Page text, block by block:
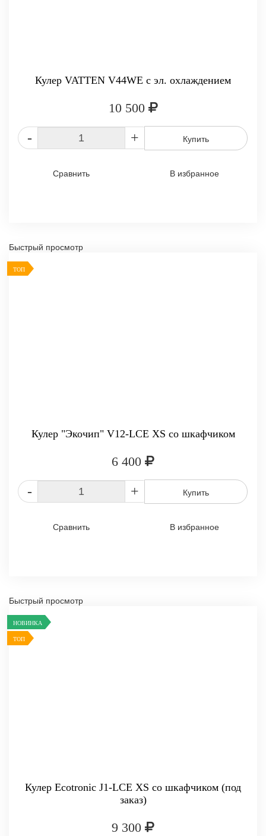
Кулер VATTEN V44WE с эл. охлаждением
10 500
- + Купить
Сравнить В избранное
Быстрый просмотр
ТОП
Кулер "Экочип" V12-LCE XS со шкафчиком
6 400
- + Купить
Сравнить В избранное
Быстрый просмотр
НОВИНКА
ТОП
Кулер Ecotronic J1-LCE XS со шкафчиком (под
заказ)
9 300